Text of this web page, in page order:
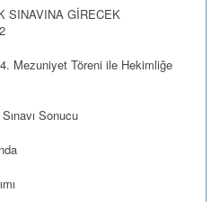
SINAVINA GİRECEK
Mezuniyet Töreni ile Hekimliğe
Sonucu